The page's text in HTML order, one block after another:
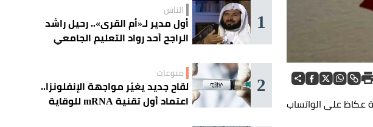
عكاظ على الواتساب
1 الناس
أول مدير لـ«أم القرى».. رحيل راشد
الراجح أحد رواد التعليم الجامعي
2 منوعات
لقاح جديد يغيّر مواجهة الإنفلونزا..
اعتماد أول تقنية mRNA للوقاية